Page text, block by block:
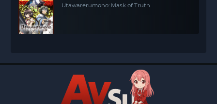
Utawarerumono: Mask of Truth